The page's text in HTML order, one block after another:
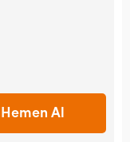
Hemen Al